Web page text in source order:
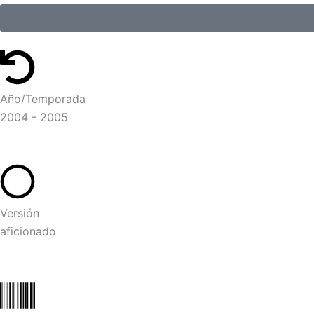
Año/Temporada
2004 - 2005
Versión
aficionado